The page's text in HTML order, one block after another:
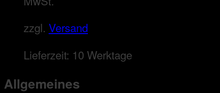
zzgl. Versand
Lieferzeit: 10 Werktage
Allgemeines